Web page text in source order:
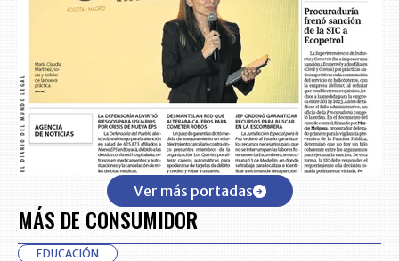
Ver más portadas
MÁS DE CONSUMIDOR
EDUCACIÓN